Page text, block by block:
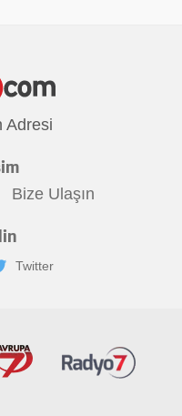
Adresi
Bize Ulaşın
Twitter